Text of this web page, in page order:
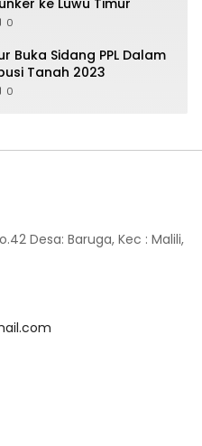
ke Luwu Timur
0
Buka Sidang PPL Dalam
Tanah 2023
0
Desa: Baruga, Kec : Malili,